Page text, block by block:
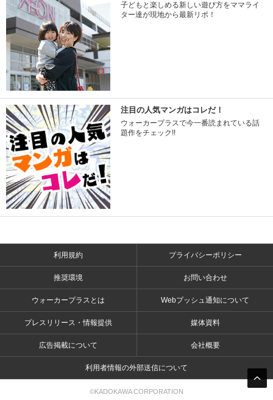
子どもと楽しめる新しい遊び方をママライ
ター達が現地から最新リポ！
注目の人気マンガはコレだ！
ウォーカープラスで今一番読まれている話
題作をチェック!!
利用規約 プライバシーポリシー
推奨環境 お問い合わせ
ウォーカープラスとは Webプッシュ通知について
プレスリリース・情報提供 媒体資料
広告掲載について 会社概要
利用者情報の外部送信について
©KADOKAWA CORPORATION